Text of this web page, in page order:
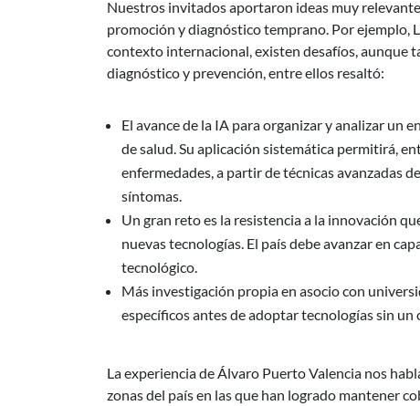
Nuestros invitados aportaron ideas muy
promoción y diagnóstico temprano. Por ejemplo,
contexto internacional, existen desafíos, aunque
diagnóstico y prevención, entre ellos resaltó:
El avance de la IA para organizar y analizar un
de salud. Su aplicación sistemática permitirá,
enfermedades, a partir de técnicas avanzadas
síntomas.
Un gran reto es la resistencia a la innovación
nuevas tecnologías. El país debe avanzar en
tecnológico.
Más investigación propia en asocio con
específicos antes de adoptar tecnologías sin un
La experiencia de Álvaro Puerto Valencia nos
zonas del país en las que han logrado mantener